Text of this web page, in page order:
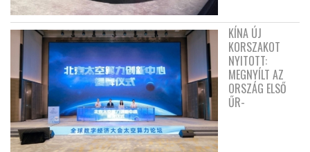
KÍNA ÚJ
KORSZAKOT
NYITOTT:
MEGNYÍLT AZ
ORSZÁG ELSŐ
ŰR-